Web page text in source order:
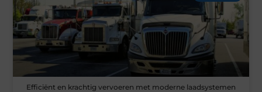
Efficiënt en krachtig vervoeren met moderne laadsystemen